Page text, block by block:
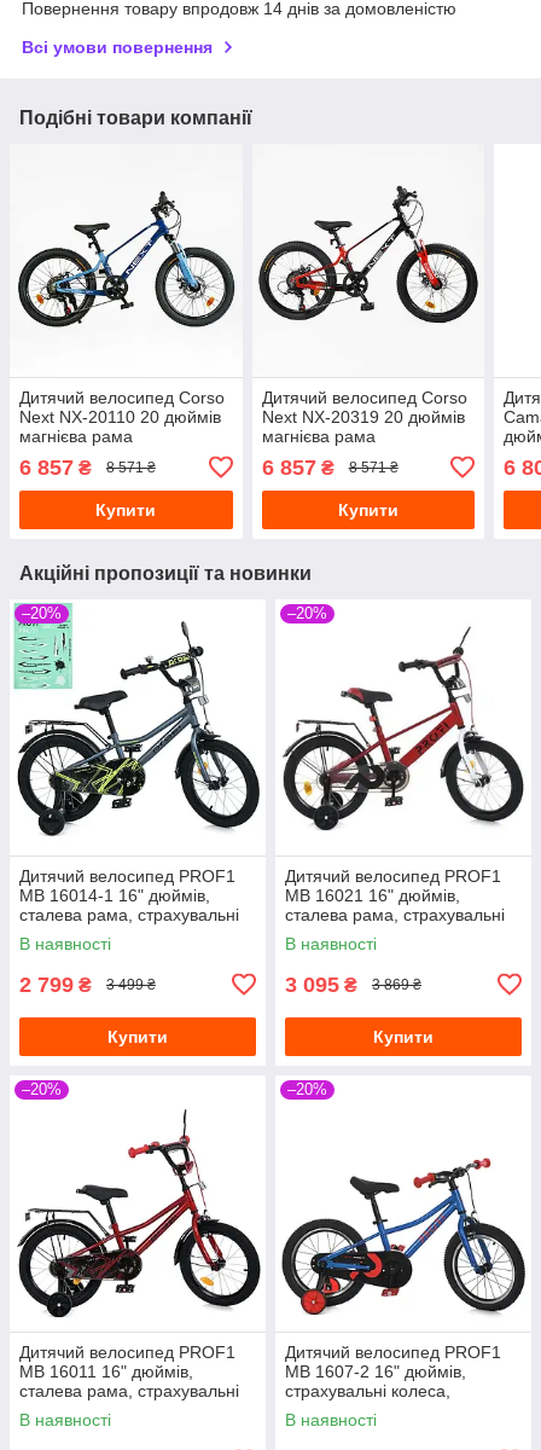
Повернення товару впродовж 14 днів за домовленістю
Всі умови повернення
Подібні товари компанії
Дитячий велосипед Corso
Next NX-20110 20 дюймів
магнієва рама
гальма синій
6 857 ₴ 8 571 ₴
Купити
Дитячий велосипед Corso
Next NX-20319 20 дюймів
магнієва рама
гальма чорний
6 857₴ 8 571 ₴
Купити
6
Акційні пропозиції та новинки
–20%
Дитячий велосипед PROF1
MB 16014-1 16" дюймів,
сталева рама, страхувальні
колеса, багажник із
затискачем, синій
В наявності
2 799 ₴ 3 499 ₴
Купити
–20%
Дитячий велосипед PROF1
MB 16021 16" дюймів,
сталева рама, страхувальні
колеса, багажник із
затискачем, червоний
В наявності
3 095 ₴ 3 869 ₴
Купити
–20%
Дитячий велосипед PROF1
MB 16011 16" дюймів,
сталева рама, страхувальні
колеса, багажник із
затискачем, червоний
В наявності
–20%
Дитячий велосипед PROF1
MB 1607-2 16" дюймів,
страхувальні колеса,
однопідвісний, синій
В наявності